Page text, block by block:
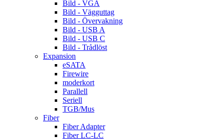
Bild - VGA
Bild - Vägguttag
Bild - Övervakning
Bild - USB A
Bild - USB C
Bild - Trådlöst
Expansion
eSATA
Firewire
moderkort
Parallell
Seriell
TGB/Mus
Fiber
Fiber Adapter
Fiber LC-LC